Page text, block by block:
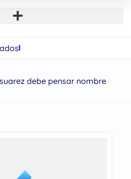
debe pensar nombre